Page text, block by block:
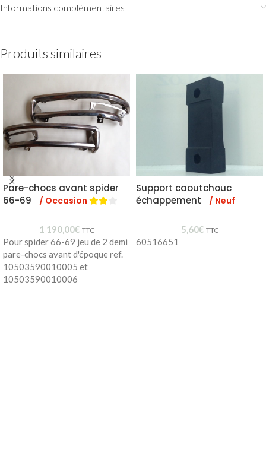
Informations complémentaires
Produits similaires
Pare-chocs avant spider
66-69
/ Occasion
1 190,00€ TTC
Pour spider 66-69 jeu de 2 demi
pare-chocs avant d'époque ref.
10503590010005 et
10503590010006
Support caoutchouc
échappement
/ Neuf
5,60€ TTC
60516651